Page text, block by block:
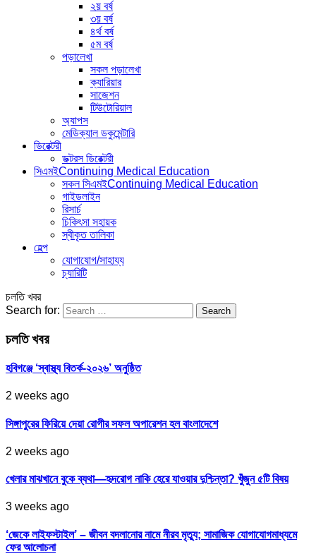
২য় বর্ষ
৩য় বর্ষ
৪র্থ বর্ষ
৫ম বর্ষ
পড়ালেখা
সকল পড়ালেখা
ক্যারিয়ার
সাজেশন
টিউটোরিয়াল
অ্যাপস
মেডিক্যাল ডকুমেন্টারি
ডিরেক্টরী
ডক্টরস ডিরেক্টরী
সিএমইContinuing Medical Education
সকল সিএমইContinuing Medical Education
গাইডলাইন
রিসার্চ
চিকিৎসা সহায়ক
স্বীকৃত তালিকা
হেল্প
যোগাযোগ/সাহায্য
চ্যারিটি
চলতি খবর
Search for:
চলতি খবর
হবিগঞ্জে ‘স্বাস্থ্য বিতর্ক-২০২৬’ অনুষ্ঠিত
2 weeks ago
সিঙ্গাপুরের ফিরিয়ে দেয়া রোগীর সফল অপারেশন হল বাংলাদেশে
2 weeks ago
খেলার মাঝখানে বুকে ব্যথা—হৃদরোগ নাকি হেরে যাওয়ার দুশ্চিন্তা? খুঁজুন ৫টি বিষয়
3 weeks ago
‘জেকে লাইফস্টাইল’ – জীবন বদলানোর নামে নীরব মৃত্যু; সামাজিক যোগাযোগমাধ্যমে
ফের আলোচনা